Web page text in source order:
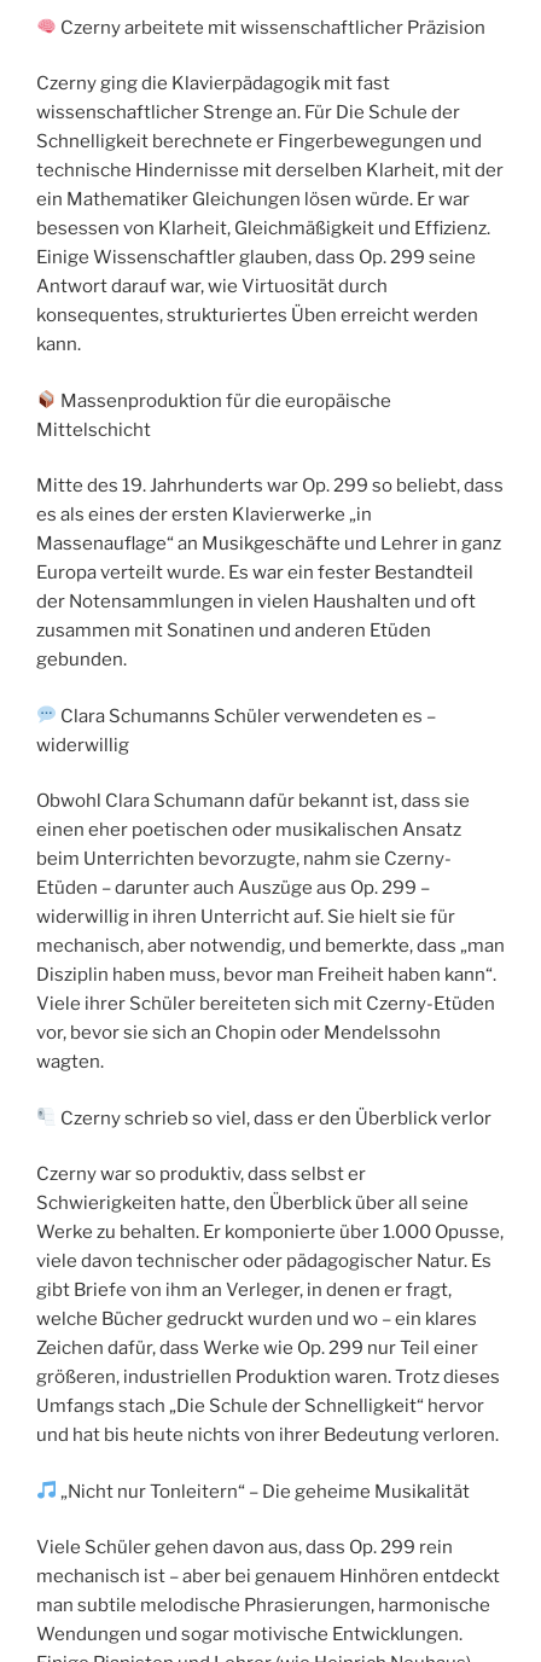
Czerny arbeitete mit wissenschaftlicher Präzision
Czerny ging die Klavierpädagogik mit fast
wissenschaftlicher Strenge an. Für Die Schule der
Schnelligkeit berechnete er Fingerbewegungen und
technische Hindernisse mit derselben Klarheit, mit der
ein Mathematiker Gleichungen lösen würde. Er war
besessen von Klarheit, Gleichmäßigkeit und Effizienz.
Einige Wissenschaftler glauben, dass Op. 299 seine
Antwort darauf war, wie Virtuosität durch
konsequentes, strukturiertes Üben erreicht werden
kann.
Massenproduktion für die europäische
Mittelschicht
Mitte des 19. Jahrhunderts war Op. 299 so beliebt, dass
es als eines der ersten Klavierwerke „in
Massenauflage“ an Musikgeschäfte und Lehrer in ganz
Europa verteilt wurde. Es war ein fester Bestandteil
der Notensammlungen in vielen Haushalten und oft
zusammen mit Sonatinen und anderen Etüden
gebunden.
Clara Schumanns Schüler verwendeten es –
widerwillig
Obwohl Clara Schumann dafür bekannt ist, dass sie
einen eher poetischen oder musikalischen Ansatz
beim Unterrichten bevorzugte, nahm sie Czerny-
Etüden – darunter auch Auszüge aus Op. 299 –
widerwillig in ihren Unterricht auf. Sie hielt sie für
mechanisch, aber notwendig, und bemerkte, dass „man
Disziplin haben muss, bevor man Freiheit haben kann“.
Viele ihrer Schüler bereiteten sich mit Czerny-Etüden
vor, bevor sie sich an Chopin oder Mendelssohn
wagten.
Czerny schrieb so viel, dass er den Überblick verlor
Czerny war so produktiv, dass selbst er
Schwierigkeiten hatte, den Überblick über all seine
Werke zu behalten. Er komponierte über 1.000 Opusse,
viele davon technischer oder pädagogischer Natur. Es
gibt Briefe von ihm an Verleger, in denen er fragt,
welche Bücher gedruckt wurden und wo – ein klares
Zeichen dafür, dass Werke wie Op. 299 nur Teil einer
größeren, industriellen Produktion waren. Trotz dieses
Umfangs stach „Die Schule der Schnelligkeit“ hervor
und hat bis heute nichts von ihrer Bedeutung verloren.
„Nicht nur Tonleitern“ – Die geheime Musikalität
Viele Schüler gehen davon aus, dass Op. 299 rein
mechanisch ist – aber bei genauem Hinhören entdeckt
man subtile melodische Phrasierungen, harmonische
Wendungen und sogar motivische Entwicklungen.